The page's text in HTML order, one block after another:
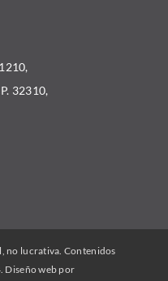
32310,
no lucrativa. Contenidos
Diseño web por